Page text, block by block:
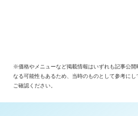
※価格やメニューなど掲載情報はいずれも記事公
なる可能性もあるため、当時のものとして参考に
ご確認ください。